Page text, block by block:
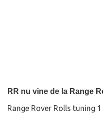
RR nu vine de la Range
Range Rover Rolls tuning 1